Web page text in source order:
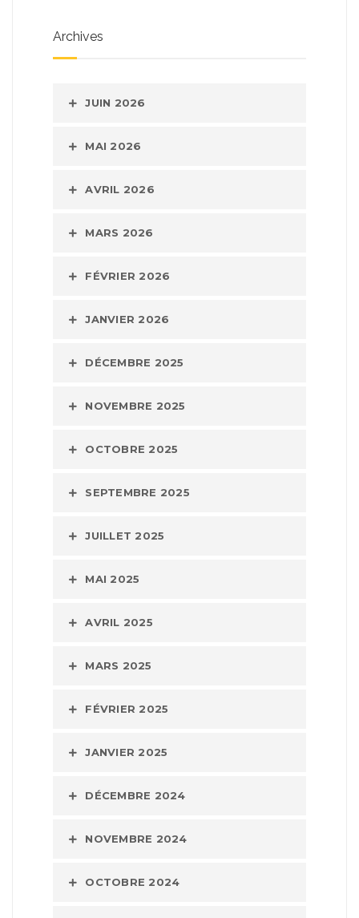
Archives
JUIN 2026
MAI 2026
AVRIL 2026
MARS 2026
FÉVRIER 2026
JANVIER 2026
DÉCEMBRE 2025
NOVEMBRE 2025
OCTOBRE 2025
SEPTEMBRE 2025
JUILLET 2025
MAI 2025
AVRIL 2025
MARS 2025
FÉVRIER 2025
JANVIER 2025
DÉCEMBRE 2024
NOVEMBRE 2024
OCTOBRE 2024